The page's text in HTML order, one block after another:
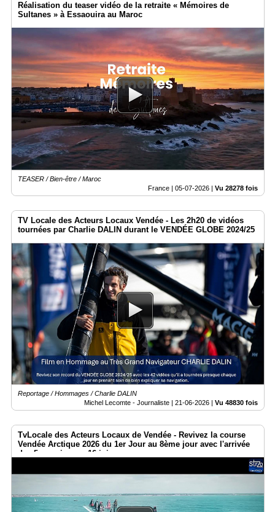
Réalisation du teaser vidéo de la retraite « Mémoires de
Sultanes » à Essaouira au Maroc
TEASER / Bien-être / Maroc
France | 05-07-2026 | Vu 28278 fois
TV Locale des Acteurs Locaux Vendée - Les 2h20 de vidéos
tournées par Charlie DALIN durant le VENDÉE GLOBE 2024/25
Reportage / Hommages / Charlie DALIN
Michel Lecomte - Journaliste | 21-06-2026 | Vu 48830 fois
TvLocale des Acteurs Locaux de Vendée - Revivez la course
Vendée Arctique 2026 du 1er Jour au 8ème jour avec l'arrivée
des 5 premiers ce 16 juin.